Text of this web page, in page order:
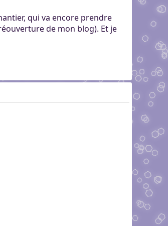
qui va encore prendre
de mon blog). Et je